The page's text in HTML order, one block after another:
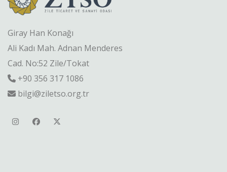
Giray Han Konağı
Ali Kadı Mah. Adnan Menderes
Cad. No:52 Zile/Tokat
+90 356 317 1086
bilgi@ziletso.org.tr